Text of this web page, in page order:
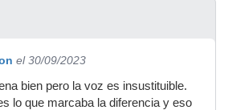
el 30/09/2023
bien pero la voz es insustituible.
lo que marcaba la diferencia y eso